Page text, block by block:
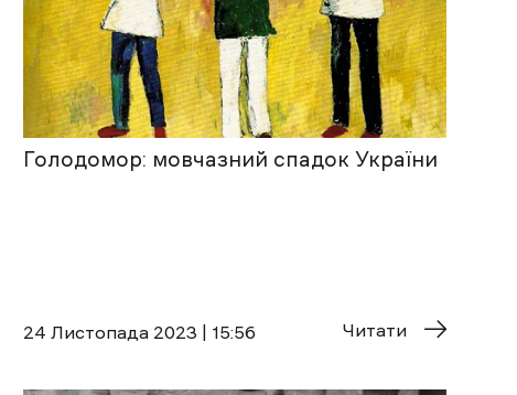
Голодомор: мовчазний спадок України
24 Листопада 2023 | 15:56 Читати